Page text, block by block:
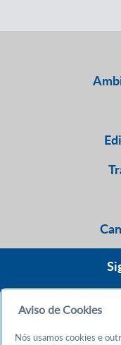
Aviso de Cookies
Nós usamos cookies e